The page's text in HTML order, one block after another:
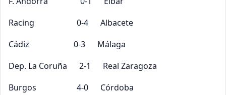
Racing 0-4 Albacete
Cádiz 0-3 Málaga
Dep. La Coruña 2-1 Real Zaragoza
Burgos 4-0 Córdoba